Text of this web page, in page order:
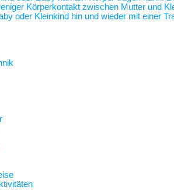
Körperkontakt zwischen Mutter und
oder Kleinkind hin und wieder mit einer